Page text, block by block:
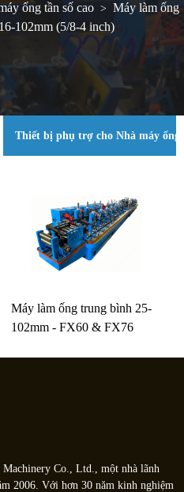
ống tần số cao > Máy làm ống
102mm (5/8-4 inch)
Thiết bị phụ trợ cho Nhà máy ống
Máy làm ống trung bình 25-
102mm - FX60 & FX76
Co., Ltd., một nhà lãnh
2006. Với hơn 30 năm kinh nghiệm